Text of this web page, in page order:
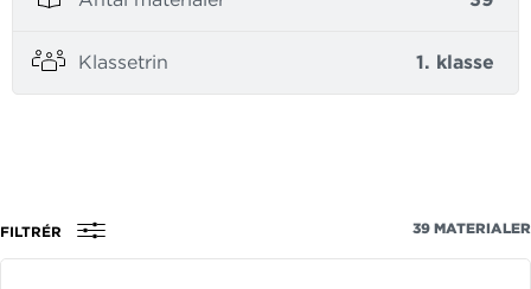
Klassetrin 1. klasse
FILTRÉR 39 MATERIALER